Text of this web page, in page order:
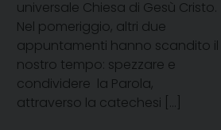
universale Chiesa di Gesù Cristo.
Nel pomeriggio, altri due
appuntamenti hanno scandito il
nostro tempo: spezzare e
condividere la Parola,
attraverso la catechesi […]